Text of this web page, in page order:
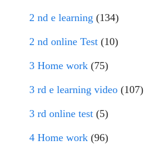
2 nd e learning (134)
2 nd online Test (10)
3 Home work (75)
3 rd e learning video (107)
3 rd online test (5)
4 Home work (96)